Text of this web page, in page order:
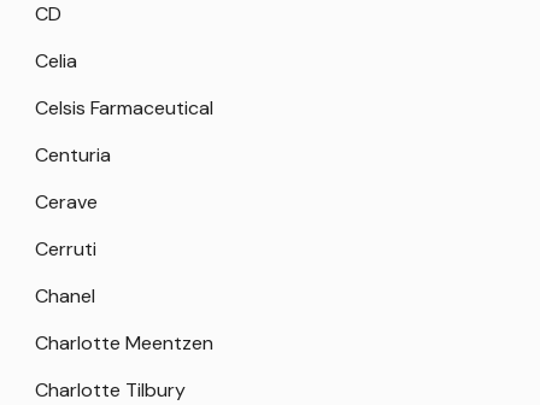
CD
Celia
Celsis Farmaceutical
Centuria
Cerave
Cerruti
Chanel
Charlotte Meentzen
Charlotte Tilbury